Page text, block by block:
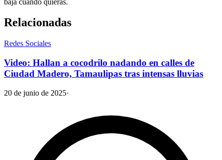
Relacionadas
Redes Sociales
Video: Hallan a cocodrilo nadando en calles de
Ciudad Madero, Tamaulipas tras intensas lluvias
20 de junio de 2025·